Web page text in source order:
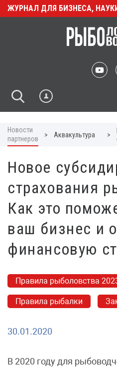
ЖУРНАЛ ДЛЯ БИЗНЕСА,
Новости
партнеров
> Аквакультура >
Новое
страхования
Как это
ваш бизнес и
финансовую
Правила рыболовства
Правила рыбалки
30.01.2020
В 2020 году для